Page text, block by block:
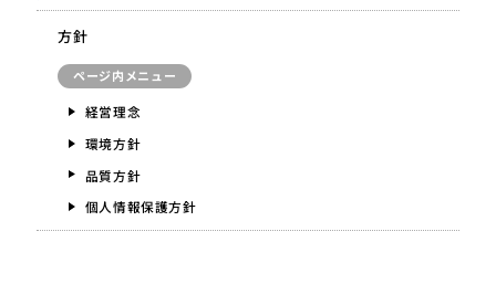
方針
ページ内メニュー
経営理念
環境方針
品質方針
個人情報保護方針